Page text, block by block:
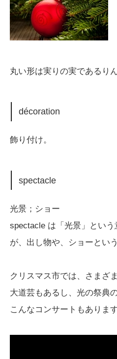
丸い形は実りの実であるり
décoration
飾り付け。
spectacle
光景；ショー
spectacle は「光景」とい
が、出し物や、ショーとい
クリスマス市では、さまざ
大道芸もあるし、光の祭典
こんなコンサートもあります